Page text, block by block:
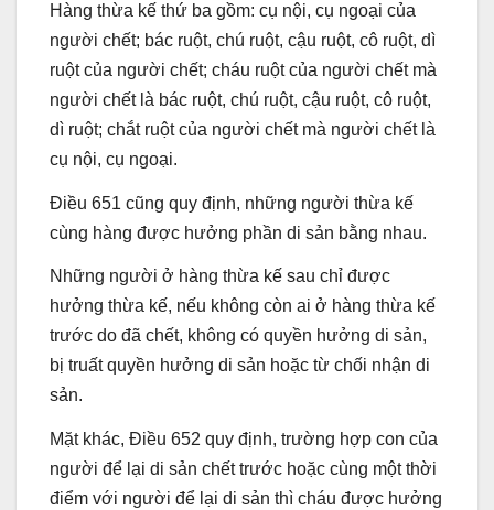
Hàng thừa kế thứ ba gồm: cụ nội, cụ ngoại của
người chết; bác ruột, chú ruột, cậu ruột, cô ruột, dì
ruột của người chết; cháu ruột của người chết mà
người chết là bác ruột, chú ruột, cậu ruột, cô ruột,
dì ruột; chắt ruột của người chết mà người chết là
cụ nội, cụ ngoại.
Điều 651 cũng quy định, những người thừa kế
cùng hàng được hưởng phần di sản bằng nhau.
Những người ở hàng thừa kế sau chỉ được
hưởng thừa kế, nếu không còn ai ở hàng thừa kế
trước do đã chết, không có quyền hưởng di sản,
bị truất quyền hưởng di sản hoặc từ chối nhận di
sản.
Mặt khác, Điều 652 quy định, trường hợp con của
người để lại di sản chết trước hoặc cùng một thời
điểm với người để lại di sản thì cháu được hưởng